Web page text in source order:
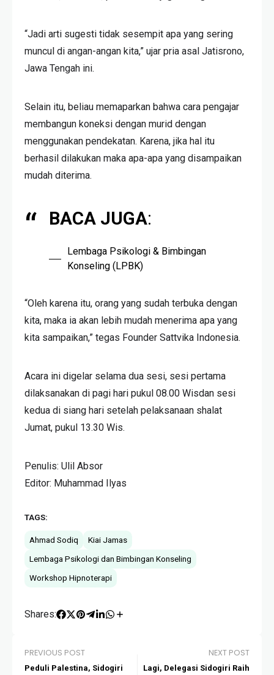
“Jadi arti sugesti tidak sesempit apa yang sering
muncul di angan-angan kita,” ujar pria asal Jatisrono,
Jawa Tengah ini.
Selain itu, beliau memaparkan bahwa cara pengajar
membangun koneksi dengan murid dengan
menggunakan pendekatan. Karena, jika hal itu
berhasil dilakukan maka apa-apa yang disampaikan
mudah diterima.
BACA JUGA:
Lembaga Psikologi & Bimbingan
Konseling (LPBK)
“Oleh karena itu, orang yang sudah terbuka dengan
kita, maka ia akan lebih mudah menerima apa yang
kita sampaikan,” tegas Founder Sattvika Indonesia.
Acara ini digelar selama dua sesi, sesi pertama
dilaksanakan di pagi hari pukul 08.00 Wisdan sesi
kedua di siang hari setelah pelaksanaan shalat
Jumat, pukul 13.30 Wis.
Penulis: Ulil Absor
Editor: Muhammad Ilyas
TAGS:
Ahmad Sodiq
Kiai Jamas
Lembaga Psikologi dan Bimbingan Konseling
Workshop Hipnoterapi
Shares:
PREVIOUS POST
Peduli Palestina, Sidogiri
NEXT POST
Lagi, Delegasi Sidogiri Raih